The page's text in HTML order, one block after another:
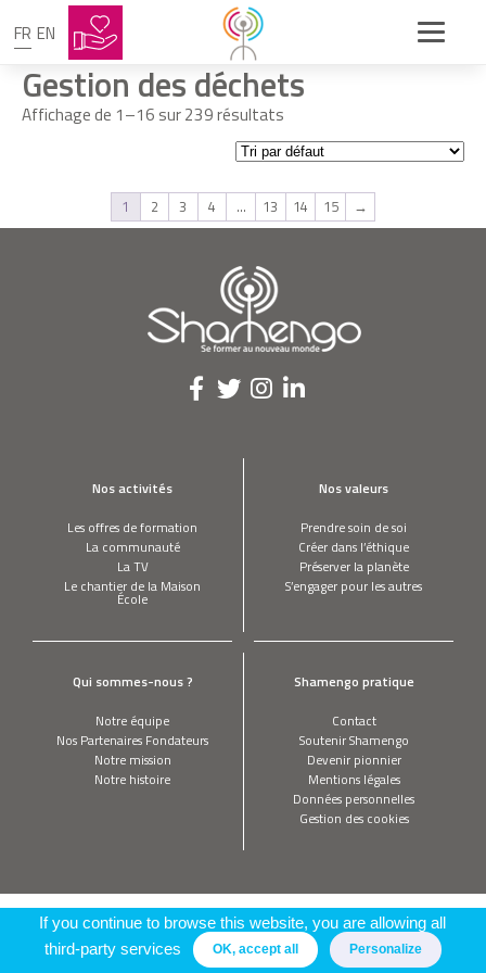
FR EN
Gestion des déchets
Affichage de 1–16 sur 239 résultats
1 2 3 4 … 13 14 15 →
Nos activités
Les offres de formation
La communauté
La TV
Le chantier de la Maison
École
Nos valeurs
Prendre soin de soi
Créer dans l’éthique
Préserver la planète
S’engager pour les autres
Qui sommes-nous ?
Notre équipe
Nos Partenaires Fondateurs
Notre mission
Notre histoire
Shamengo pratique
Contact
Soutenir Shamengo
Devenir pionnier
Mentions légales
Données personnelles
Gestion des cookies
If you continue to browse this website, you are allowing all
third-party services
OK, accept all Personalize